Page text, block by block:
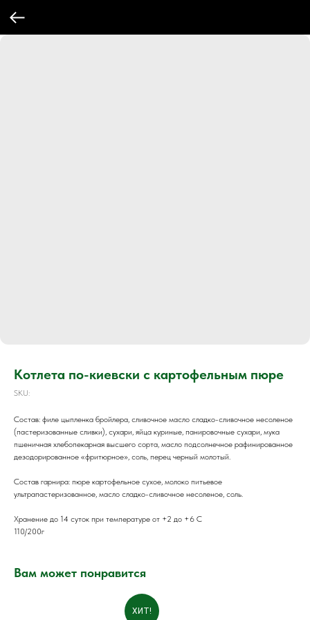
Котлета по-киевски с картофельным пюре
SKU:
Состав: филе цыпленка бройлера, сливочное масло сладко-сливочное несоленое
(пастеризованные сливки), сухари, яйца куриные, панировочные сухари, мука
пшеничная хлебопекарная высшего сорта, масло подсолнечное рафинированное
дезодорированное «фритюрное», соль, перец черный молотый.
Состав гарнира: пюре картофельное сухое, молоко питьевое
ультрапастеризованное, масло сладко-сливочное несоленое, соль.
Хранение до 14 суток при температуре от +2 до +6 С
110/200г
Вам может понравится
ХИТ!